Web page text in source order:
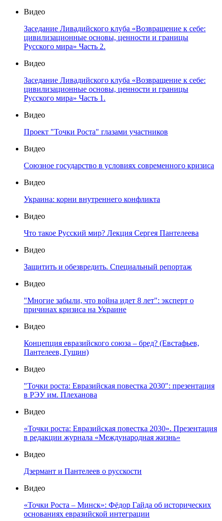
Видео
Заседание Ливадийского клуба «Возвращение к себе:
цивилизационные основы, ценности и границы
Русского мира» Часть 2.
Видео
Заседание Ливадийского клуба «Возвращение к себе:
цивилизационные основы, ценности и границы
Русского мира» Часть 1.
Видео
Проект "Точки Роста" глазами участников
Видео
Союзное государство в условиях современного кризиса
Видео
Украина: корни внутреннего конфликта
Видео
Что такое Русский мир? Лекция Сергея Пантелеева
Видео
Защитить и обезвредить. Специальный репортаж
Видео
"Многие забыли, что война идет 8 лет": эксперт о
причинах кризиса на Украине
Видео
Концепция евразийского союза – бред? (Евстафьев,
Пантелеев, Гущин)
Видео
"Точки роста: Евразийская повестка 2030": презентация
в РЭУ им. Плеханова
Видео
«Точки роста: Евразийская повестка 2030». Презентация
в редакции журнала «Международная жизнь»
Видео
Дзермант и Пантелеев о русскости
Видео
«Точки Роста – Минск»: Фёдор Гайда об исторических
основаниях евразийской интеграции